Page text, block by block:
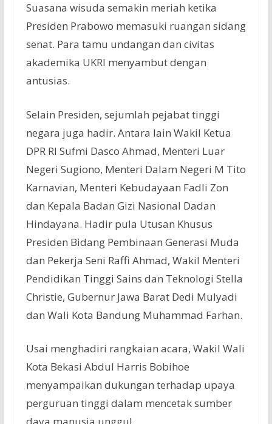
Suasana wisuda semakin meriah ketika
Presiden Prabowo memasuki ruangan sidang
senat. Para tamu undangan dan civitas
akademika UKRI menyambutdengan
antusias.
Selain Presiden, sejumlah pejabattinggi
negara juga hadir. Antara lain Wakil Ketua
DPR RI Sufmi Dasco Ahmad, Menteri Luar
Negeri Sugiono, Menteri Dalam Negeri M Tito
Karnavian, Menteri Kebudayaan Fadli Zon
dan Kepala Badan Gizi Nasional Dadan
Hindayana. Hadirpula Utusan Khusus
Presiden Bidang Pembinaan Generasi Muda
dan Pekerja Seni Raffi Ahmad, Wakil Menteri
Pendidikan Tinggi Sains dan Teknologi Stella
Christie, Gubernur Jawa Barat Dedi Mulyadi
dan Wali Kota Bandung Muhammad Farhan.
Usai menghadiri rangkaian acara, Wakil Wali
Kota Bekasi Abdul Harris Bobihoe
menyampaikan dukungan terhadap upaya
perguruan tinggi dalam mencetaksumber